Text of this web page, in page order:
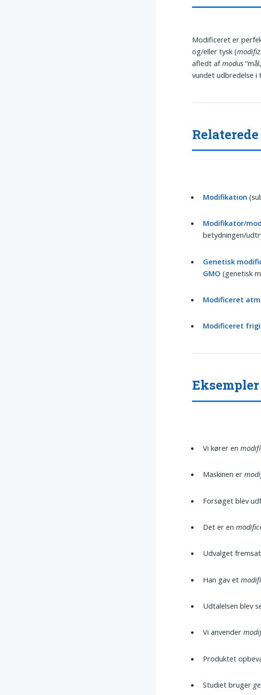
Modificeret er
og/eller tysk (
afledt afmodus
vundet udbredelse i
Modifikation
Modifikator/
betydningen/
Genetisk
GMO (genetisk
Modificeret
Modificeret
Vi kører en
Maskinen er
Forsøget blev
Det er en
Udvalget
Han gav et
Udtalelsen blev
Vi anvender
Produktet
Studiet bruger